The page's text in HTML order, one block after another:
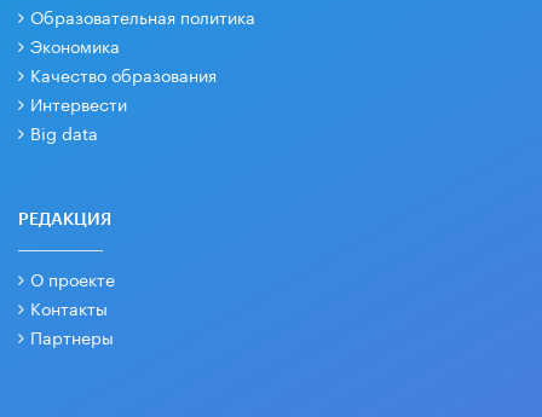
Образовательная политика
Экономика
Качество образования
Интервести
Big data
РЕДАКЦИЯ
О проекте
Контакты
Партнеры